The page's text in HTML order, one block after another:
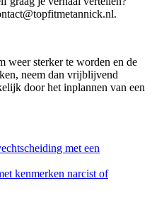
weer sterker te worden en de
neem dan vrijblijvend
door het inplannen van een
met een
kenmerken narcist of